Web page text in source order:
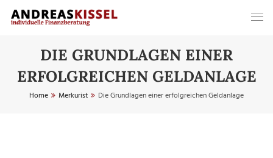
DIE GRUNDLAGEN EINER
ERFOLGREICHEN GELDANLAGE
Home Merkurist Die Grundlagen einer erfolgreichen Geldanlage